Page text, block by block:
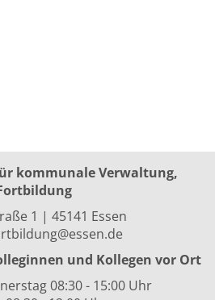
kommunale Verwaltung,
1 | 45141 Essen
und Kollegen vor Ort
08:30 - 15:00 Uhr